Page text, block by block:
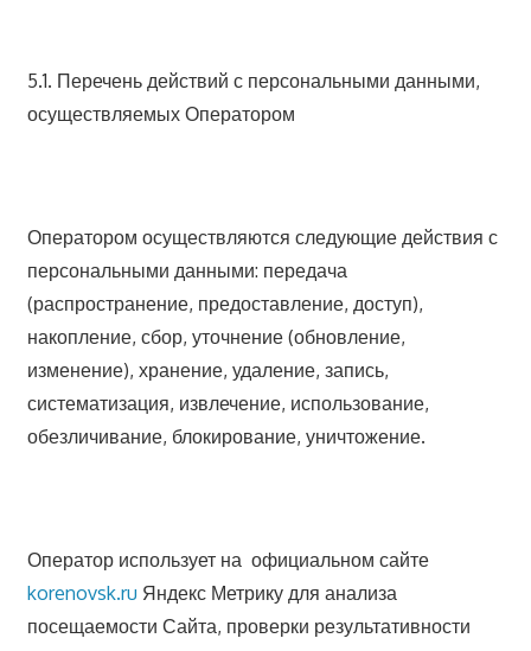
5.1. Перечень действий с персональными данными,
осуществляемых Оператором
Оператором осуществляются следующие действия с
персональными данными: передача
(распространение, предоставление, доступ),
накопление, сбор, уточнение (обновление,
изменение), хранение, удаление, запись,
систематизация, извлечение, использование,
обезличивание, блокирование, уничтожение.
Оператор использует на официальном сайте
korenovsk.ru Яндекс Метрику для анализа
посещаемости Сайта, проверки результативности